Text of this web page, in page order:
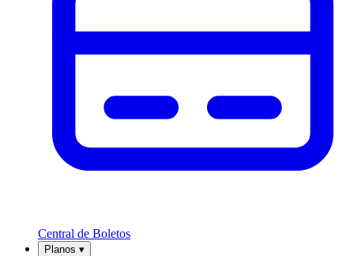
Central de Boletos
Planos ▾